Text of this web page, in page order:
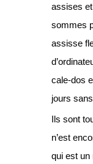
assises et
sommes
assisse
cale-dos
jours
Ils sont
n’est
qui est un